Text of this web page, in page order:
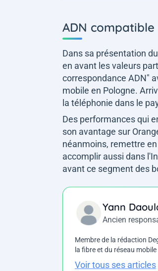
ADN compatible
Dans sa présentation
en avant les valeurs
correspondance ADN"
mobile en Pologne.
la téléphonie dans le
Des performances qui
son avantage sur
néanmoins, remettre
accomplir aussi dans
avant ce segment des
Yann
Ancien
Membre de la rédaction
la fibre et du réseau mobile
Voir tous ses articles